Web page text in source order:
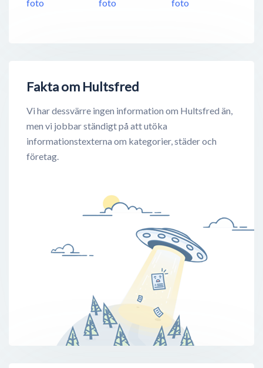
Fakta om Hultsfred
Vi har dessvärre ingen information om Hultsfred än,
men vi jobbar ständigt på att utöka
informationstexterna om kategorier, städer och
företag.